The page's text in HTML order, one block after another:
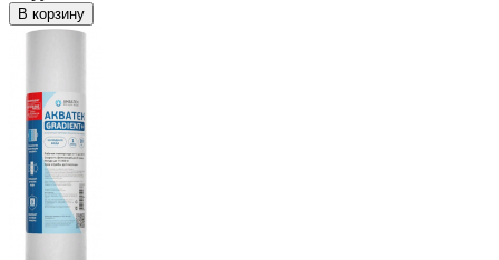
В корзину